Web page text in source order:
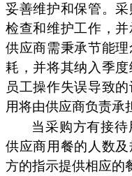
妥善维护和保管。
检查和维护工作，并
供应商需秉承节能
耗，并将其纳入季
员工操作失误导致
用将由供应商负责承
当采购方有接
供应商用餐的人数
方的指示提供相应的